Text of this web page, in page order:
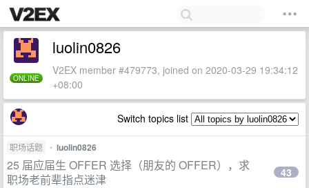
ONLINE
luolin0826
V2EX member #479773, joined on 2020-03-29 19:34:12
+08:00
Switch topics list
职场话题 • luolin0826
25 届应届生 OFFER 选择（朋友的 OFFER），求
职场老前辈指点迷津
43